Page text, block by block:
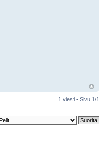
1 viesti • Sivu 1/1